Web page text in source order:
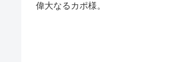
偉大なるカポ様。